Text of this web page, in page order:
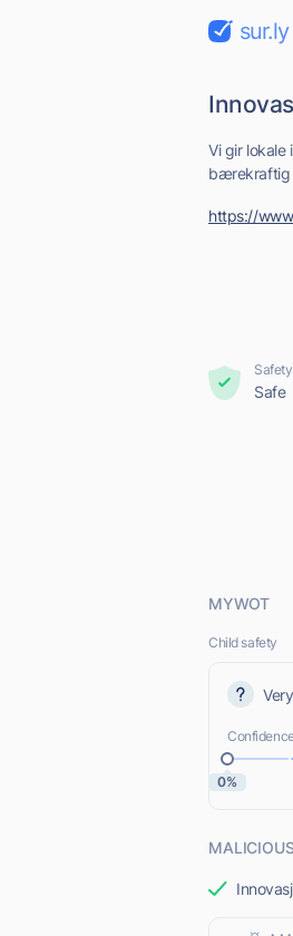
sur.ly
Vi gir lokale
bærekraftig
https://
Safe
MYWOT
Child safety
0%